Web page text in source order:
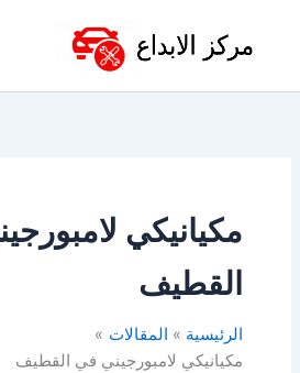
مكيانيكي
القطيف
الرئيسية
المقالات
مكيانيكي لامبورجيني في القطيف